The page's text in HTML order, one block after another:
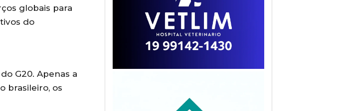
globais para
do
G20. Apenas a
brasileiro, os